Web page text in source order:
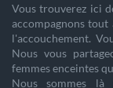
Vous trouverez ici
accompagnons
l'accouchement.
Nous vous
femmes enceintes
Nous sommes